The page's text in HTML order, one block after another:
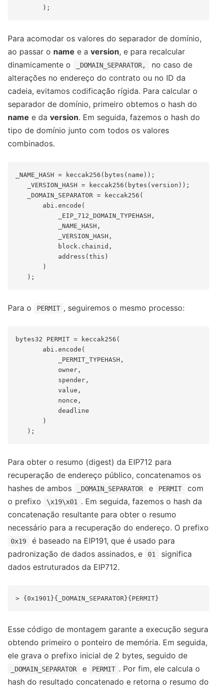
Para acomodar os valores do separador de domínio,
ao passar o name e a version, e para recalcular
dinamicamente o
_DOMAIN_SEPARATOR,
no caso de
alterações no endereço do contrato ou no ID da
cadeia, evitamos codificação rígida. Para calcular o
separador de domínio, primeiro obtemos o hash do
name e da version. Em seguida, fazemos o hash do
tipo de domínio junto com todos os valores
combinados.
_NAME_HASH = keccak256(bytes(name));
   _VERSION_HASH = keccak256(bytes(version));
   _DOMAIN_SEPARATOR = keccak256(
       abi.encode(
           _EIP_712_DOMAIN_TYPEHASH,
           _NAME_HASH,
           _VERSION_HASH,
           block.chainid,
           address(this)
       )
Para o PERMIT , seguiremos o mesmo processo:
bytes32 PERMIT = keccak256(
       abi.encode(
           _PERMIT_TYPEHASH,
           owner,
           spender,
           value,
           nonce,
           deadline
       )
Para obter o resumo (digest) da EIP712 para
recuperação de endereço público, concatenamos os
hashes de ambos
_DOMAIN_SEPARATOR e PERMIT
com
o prefixo
\x19\x01
. Em seguida, fazemos o hash da
concatenação resultante para obter o resumo
necessário para a recuperação do endereço. O prefixo
0x19
é baseado na EIP191, que é usado para
padronização de dados assinados, e
01
significa
dados estruturados da EIP712.
Esse código de montagem garante a execução segura
obtendo primeiro o ponteiro de memória. Em seguida,
ele grava o prefixo inicial de 2 bytes, seguido de
_DOMAIN_SEPARATOR e PERMIT . Por fim, ele calcula o
hash do resultado concatenado e retorna o resumo do